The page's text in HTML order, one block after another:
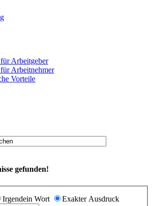
Arbeitgeber
Arbeitnehmer
Vorteile
gefunden!
Irgendein Wort
Exakter Ausdruck